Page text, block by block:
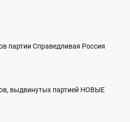
партии Справедливая Россия
выдвинутых партией НОВЫЕ